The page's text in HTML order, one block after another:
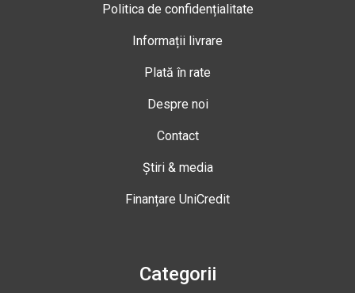
Politica de confidențialitate
Informații livrare
Plată în rate
Despre noi
Contact
Știri & media
Finanțare UniCredit
Categorii